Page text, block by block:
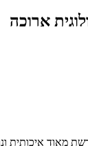
ארוכה
מאוד איכותית